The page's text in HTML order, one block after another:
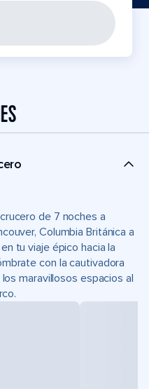
de 7 noches a
Columbia Británica a
tu viaje épico hacia la
con la cautivadora
maravillosos espacios al